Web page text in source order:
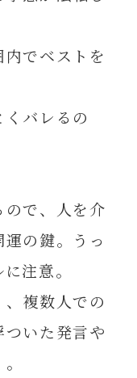
でベストを
バレるの
で、人を介
の鍵。うっ
注意。
複数人での
いた発言や